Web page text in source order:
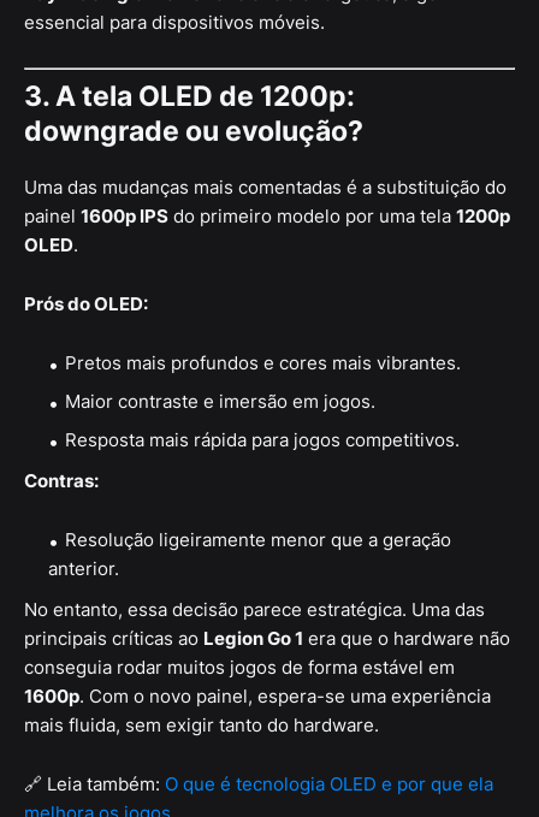
essencial para dispositivos móveis.
3. A tela OLED de 1200p:
downgrade ou evolução?
Uma das mudanças mais comentadas é a substituição do
painel 1600p IPS do primeiro modelo por uma tela 1200p
OLED.
Prós do OLED:
Pretos mais profundos e cores mais vibrantes.
Maior contraste e imersão em jogos.
Resposta mais rápida para jogos competitivos.
Contras:
Resolução ligeiramente menor que a geração
anterior.
No entanto, essa decisão parece estratégica. Uma das
principais críticas ao Legion Go 1 era que o hardware não
conseguia rodar muitos jogos de forma estável em
1600p. Com o novo painel, espera-se uma experiência
mais fluida, sem exigir tanto do hardware.
🔗 Leia também: O que é tecnologia OLED e por que ela
melhora os jogos.